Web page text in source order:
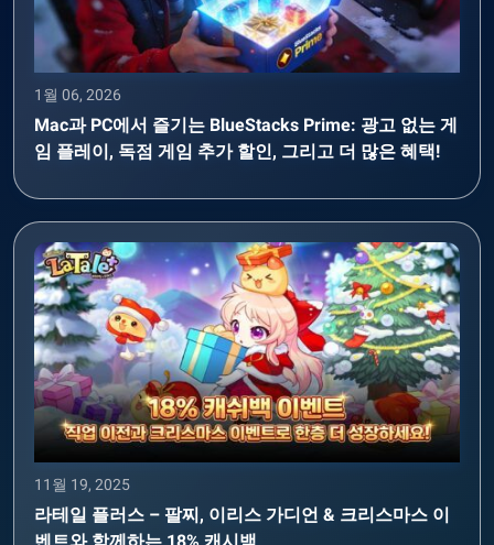
1월 06, 2026
Mac과 PC에서 즐기는 BlueStacks Prime: 광고 없는 게
임 플레이, 독점 게임 추가 할인, 그리고 더 많은 혜택!
11월 19, 2025
라테일 플러스 – 팔찌, 이리스 가디언 & 크리스마스 이